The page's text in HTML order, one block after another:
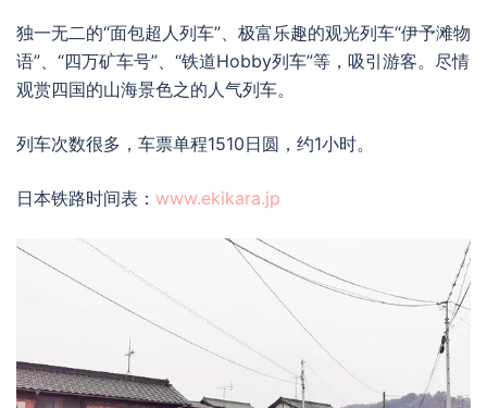
独一无二的“面包超人列车”、极富乐趣的观光列车“伊予滩物
语”、“四万矿车号”、“铁道Hobby列车”等，吸引游客。 尽情
观赏四国的山海景色之的人气列车。
列车次数很多，车票单程1510日圆，约1小时。
日本铁路时间表： www.ekikara.jp